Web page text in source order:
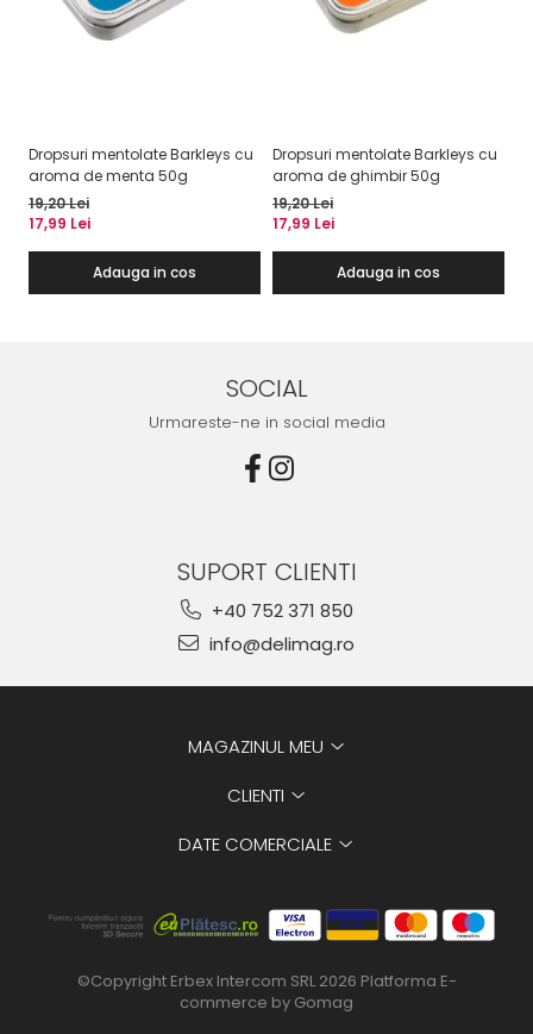
Dropsuri mentolate Barkleys cu
aroma de menta 50g
19,20 Lei
17,99 Lei
Adauga in cos
Dropsuri mentolate Barkleys cu
aroma de ghimbir 50g
19,20 Lei
17,99 Lei
Adauga in cos
SOCIAL
Urmareste-ne in social media
SUPORT CLIENTI
+40 752 371 850
info@delimag.ro
MAGAZINUL MEU
CLIENTI
DATE COMERCIALE
©Copyright Erbex Intercom SRL 2026 Platforma E-
commerce by Gomag